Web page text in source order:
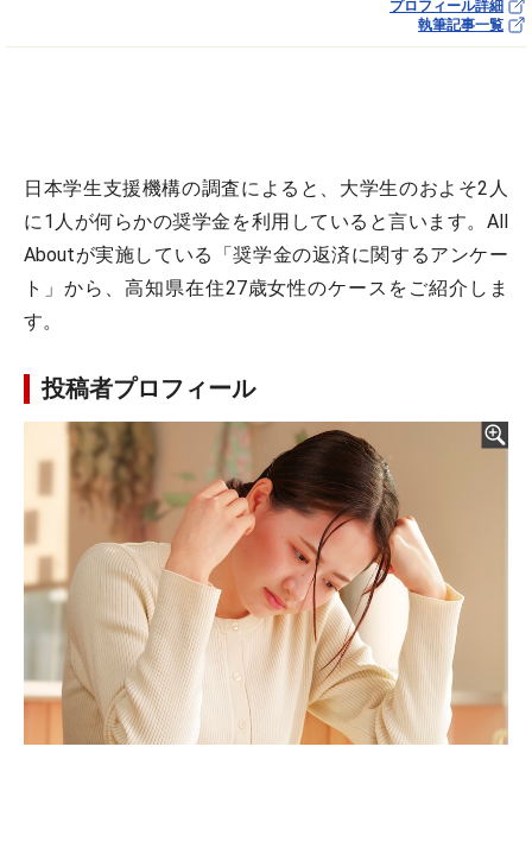
プロフィール詳細
執筆記事一覧
日本学生支援機構の調査によると、大学生のおよそ2人
に1人が何らかの奨学金を利用していると言います。All
Aboutが実施している「奨学金の返済に関するアンケー
ト」から、高知県在住27歳女性のケースをご紹介しま
す。
投稿者プロフィール